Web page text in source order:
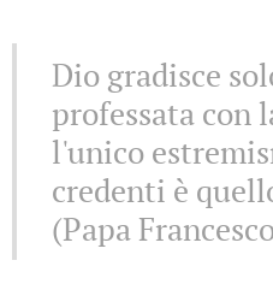
Dio gradisce
professata con
l'unico
credenti è
(Papa